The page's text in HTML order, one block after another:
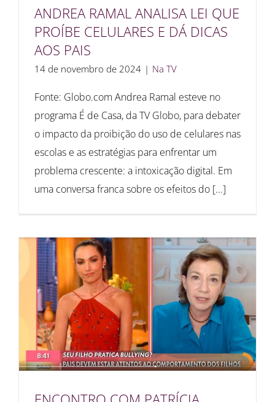
ANDREA RAMAL ANALISA LEI QUE
PROÍBE CELULARES E DÁ DICAS
AOS PAIS
14 de novembro de 2024 | Na TV
Fonte: Globo.com Andrea Ramal esteve no
programa É de Casa, da TV Globo, para debater
o impacto da proibição do uso de celulares nas
escolas e as estratégias para enfrentar um
problema crescente: a intoxicação digital. Em
uma conversa franca sobre os efeitos do [...]